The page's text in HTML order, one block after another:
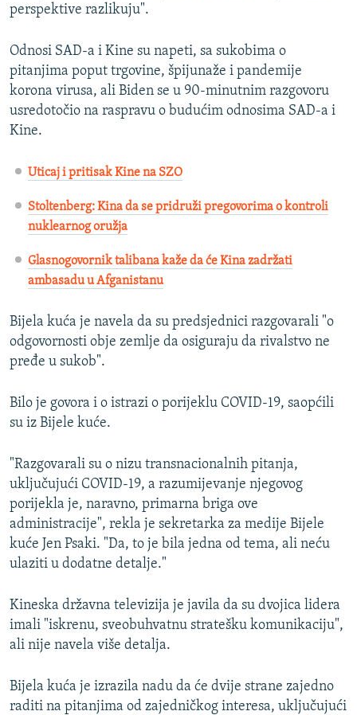
NASTANAK I RASPAD JUGOSLAVIJE
perspektive razlikuju".
Odnosi SAD-a i Kine su napeti, sa sukobima o
pitanjima poput trgovine, špijunaže i pandemije
korona virusa, ali Biden se u 90-minutnim razgovoru
usredotočio na raspravu o budućim odnosima SAD-a i
Kine.
Uticaj i pritisak Kine na SZO
Stoltenberg: Kina da se pridruži pregovorima o kontroli
nuklearnog oružja
Glasnogovornik talibana kaže da će Kina zadržati
ambasadu u Afganistanu
Bijela kuća je navela da su predsjednici razgovarali "o
odgovornosti obje zemlje da osiguraju da rivalstvo ne
pređe u sukob".
Bilo je govora i o istrazi o porijeklu COVID-19, saopćili
su iz Bijele kuće.
"Razgovarali su o nizu transnacionalnih pitanja,
uključujući COVID-19, a razumijevanje njegovog
porijekla je, naravno, primarna briga ove
administracije", rekla je sekretarka za medije Bijele
kuće Jen Psaki. "Da, to je bila jedna od tema, ali neću
ulaziti u dodatne detalje."
Kineska državna televizija je javila da su dvojica lidera
imali "iskrenu, sveobuhvatnu stratešku komunikaciju",
ali nije navela više detalja.
Bijela kuća je izrazila nadu da će dvije strane zajedno
raditi na pitanjima od zajedničkog interesa, uključujući